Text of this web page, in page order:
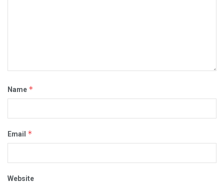
Name *
Email *
Website